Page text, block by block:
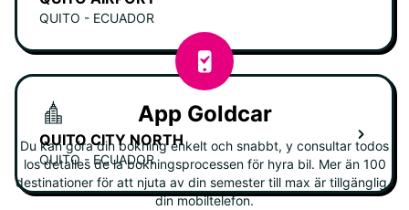
QUITO - ECUADOR
QUITO CITY NORTH
QUITO - ECUADOR
App Goldcar
Du kan göra din bokning enkelt och snabbt, y consultar todos
los detalles de la bokningsprocessen för hyra bil. Mer än 100
destinationer för att njuta av din semester till max är tillgänglig i
din mobiltelefon.